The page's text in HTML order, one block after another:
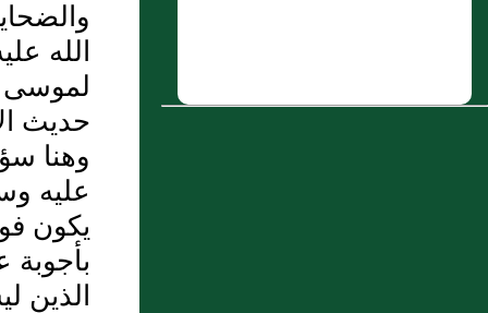
والتمائم والتولة شرك
الله
لموسى
حديث
وهنا
عليه
يكون
بأجوبة
الذين